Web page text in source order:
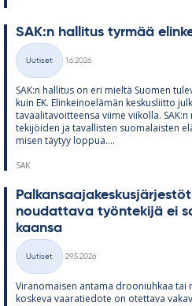
SAK:n hal­li­tus tyr­mää
Kategoriat
Uutiset
1.6.2026
SAK:n hal­li­tus on eri mieltä Suo­men
kuin EK. Elin­kei­noe­lä­män kes­kus­liitto
ta­vaa­li­ta­voit­teensa viime vii­kolla.
te­ki­jöi­den ja ta­val­lis­ten suo­ma­lais­ten
mi­sen täy­tyy lop­pua....
SAK
nou­dat­tava työn­te­kijä ei
kaansa
Kategoriat
Uutiset
29.5.2026
Vi­ran­omai­sen an­tama droo­niuh­kaa tai
kos­keva vaa­ra­tie­dote on otet­tava